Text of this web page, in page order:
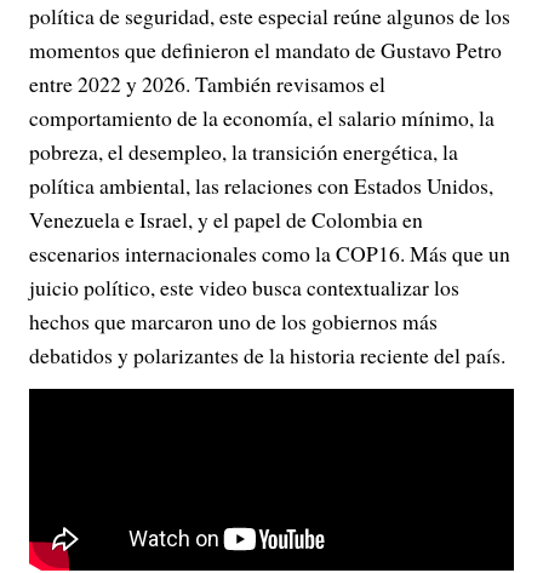
política de seguridad, este especial reúne algunos de los
momentos que definieron el mandato de Gustavo Petro
entre 2022 y 2026. También revisamos el
comportamiento de la economía, el salario mínimo, la
pobreza, el desempleo, la transición energética, la
política ambiental, las relaciones con Estados Unidos,
Venezuela e Israel, y el papel de Colombia en
escenarios internacionales como la COP16. Más que un
juicio político, este video busca contextualizar los
hechos que marcaron uno de los gobiernos más
debatidos y polarizantes de la historia reciente del país.